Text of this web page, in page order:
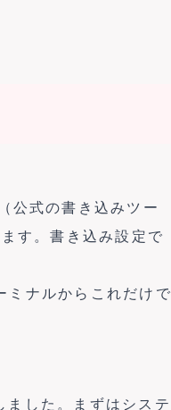
式の書き込みツー
す。書き込み設定で
ミナルからこれだけで
ました。まずはシステ